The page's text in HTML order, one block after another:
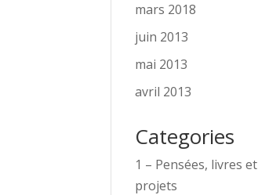
mars 2018
juin 2013
mai 2013
avril 2013
Categories
1 – Pensées, livres et
projets